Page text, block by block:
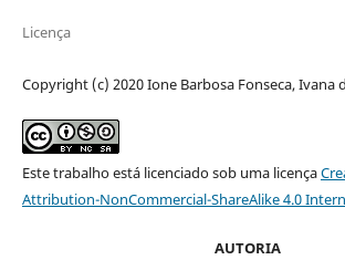
Licença
Copyright (c) 2020 Ione Barbosa Fonseca, Ivana
Este trabalho está licenciado sob uma licença
Attribution-NonCommercial-ShareAlike 4.0
AUTORIA